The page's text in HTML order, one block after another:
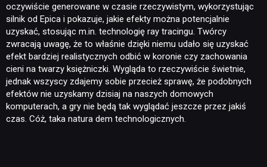
oczywiście generowane w czasie rzeczywistym, wykorzystując
silnik od Epica i pokazuje, jakie efekty można potencjalnie
uzyskać, stosując m.in. technologię ray tracingu. Twórcy
zwracają uwagę, że to właśnie dzięki niemu udało się uzyskać
efekt bardziej realistycznych odbić w koronie czy zachowania
cieni na twarzy księżniczki. Wygląda to rzeczywiście świetnie,
jednak wszyscy zdajemy sobie przecież sprawę, że podobnych
efektów nie uzyskamy dzisiaj na naszych domowych
komputerach, a gry nie będą tak wyglądać jeszcze przez jakiś
czas. Cóż, taka natura dem technologicznych.